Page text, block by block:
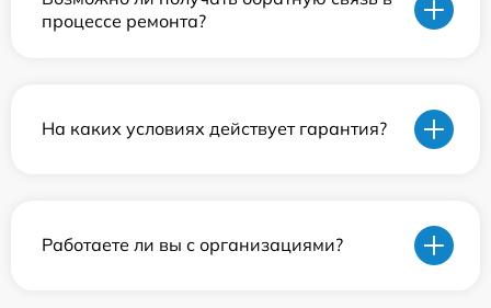
процессе ремонта?
На каких условиях действует гарантия?
Работаете ли вы с организациями?